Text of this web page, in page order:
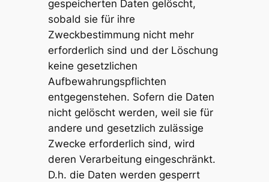
gespeicherten Daten gelöscht,
sobald sie für ihre
Zweckbestimmung nicht mehr
erforderlich sind und der Löschung
keine gesetzlichen
Aufbewahrungspflichten
entgegenstehen. Sofern die Daten
nicht gelöscht werden, weil sie für
andere und gesetzlich zulässige
Zwecke erforderlich sind, wird
deren Verarbeitung eingeschränkt.
D.h. die Daten werden gesperrt